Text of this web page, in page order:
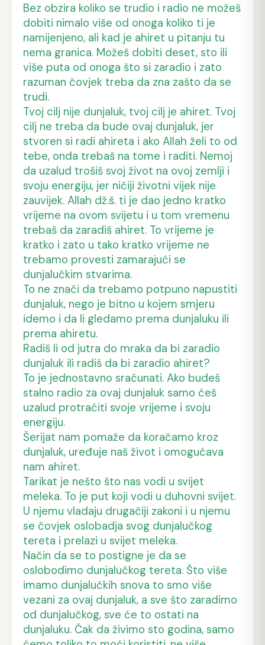
Bez obzira koliko se trudio i radio ne možeš
dobiti nimalo više od onoga koliko ti je
namijenjeno, ali kad je ahiret u pitanju tu
nema granica. Možeš dobiti deset, sto ili
više puta od onoga što si zaradio i zato
razuman čovjek treba da zna zašto da se
trudi.
Tvoj cilj nije dunjaluk, tvoj cilj je ahiret. Tvoj
cilj ne treba da bude ovaj dunjaluk, jer
stvoren si radi ahireta i ako Allah želi to od
tebe, onda trebaš na tome i raditi. Nemoj
da uzalud trošiš svoj život na ovoj zemlji i
svoju energiju, jer ničiji životni vijek nije
zauvijek. Allah dž.š. ti je dao jedno kratko
vrijeme na ovom svijetu i u tom vremenu
trebaš da zaradiš ahiret. To vrijeme je
kratko i zato u tako kratko vrijeme ne
trebamo provesti zamarajući se
dunjalučkim stvarima.
To ne znači da trebamo potpuno napustiti
dunjaluk, nego je bitno u kojem smjeru
idemo i da li gledamo prema dunjaluku ili
prema ahiretu.
Radiš li od jutra do mraka da bi zaradio
dunjaluk ili radiš da bi zaradio ahiret?
To je jednostavno sračunati. Ako budeš
stalno radio za ovaj dunjaluk samo ćeš
uzalud protraćiti svoje vrijeme i svoju
energiju.
Šerijat nam pomaže da koračamo kroz
dunjaluk, uređuje naš život i omogućava
nam ahiret.
Tarikat je nešto što nas vodi u svijet
meleka. To je put koji vodi u duhovni svijet.
U njemu vladaju drugačiji zakoni i u njemu
se čovjek oslobadja svog dunjalučkog
tereta i prelazi u svijet meleka.
Način da se to postigne je da se
oslobodimo dunjalučkog tereta. Što više
imamo dunjalučkih snova to smo više
vezani za ovaj dunjaluk, a sve što zaradimo
od dunjalučkog, sve će to ostati na
dunjaluku. Čak da živimo sto godina, samo